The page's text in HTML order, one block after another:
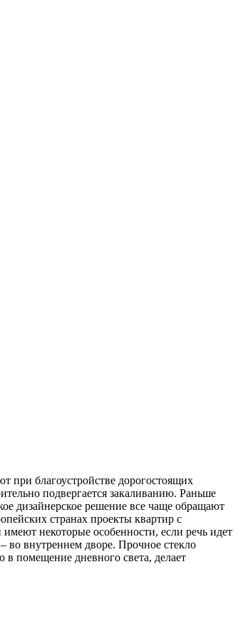
при благоустройстве дорогостоящих
подвергается закаливанию. Раньше
дизайнерское решение все чаще обращают
странах проекты квартир с
некоторые особенности, если речь идет
во внутреннем дворе. Прочное стекло
помещение дневного света, делает